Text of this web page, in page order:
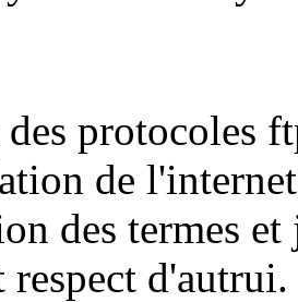
protocoles
de
des termes
respect d'autrui.